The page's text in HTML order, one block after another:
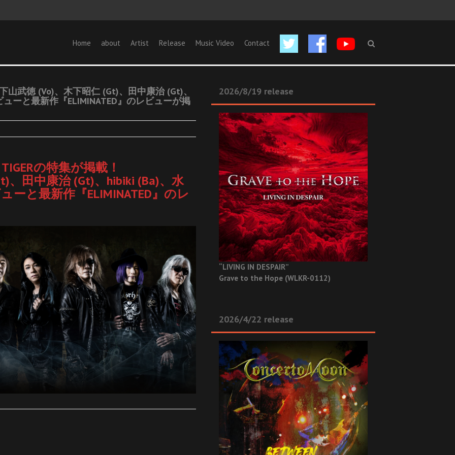
Home about Artist Release Music Video Contact
山武徳 (Vo)、木下昭仁 (Gt)、田中康治 (Gt)、
ーと最新作『ELIMINATED』のレビューが掲
の特集が掲載！
、田中康治 (Gt)、hibiki (Ba)、水
ーと最新作『ELIMINATED』のレ
2026/8/19 release
“LIVING IN DESPAIR”
Grave to the Hope (WLKR-0112)
2026/4/22 release